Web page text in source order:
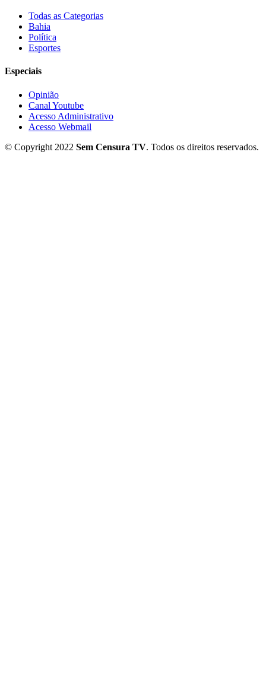
Todas as Categorias
Bahia
Política
Esportes
Especiais
Opinião
Canal Youtube
Acesso Administrativo
Acesso Webmail
© Copyright 2022 Sem Censura TV. Todos os direitos reservados.